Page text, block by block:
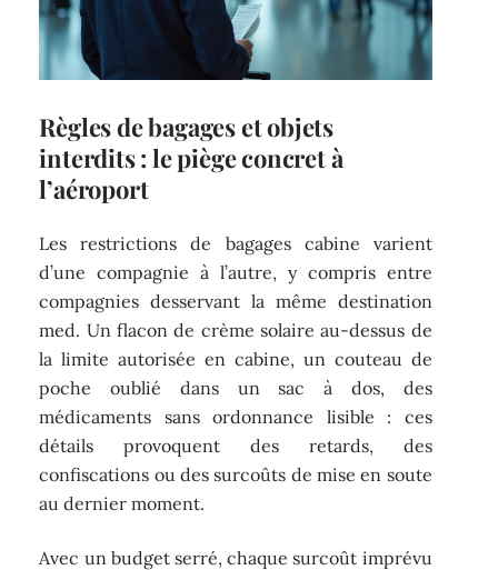
Règles de bagages et objets
interdits : le piège concret à
l’aéroport
Les restrictions de bagages cabine varient
d’une compagnie à l’autre, y compris entre
compagnies desservant la même destination
med. Un flacon de crème solaire au-dessus de
la limite autorisée en cabine, un couteau de
poche oublié dans un sac à dos, des
médicaments sans ordonnance lisible : ces
détails provoquent des retards, des
confiscations ou des surcoûts de mise en soute
au dernier moment.
Avec un budget serré, chaque surcoût imprévu